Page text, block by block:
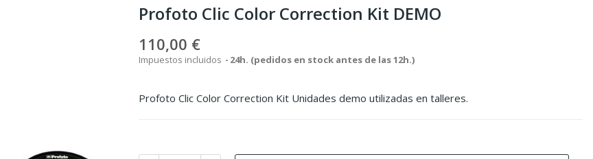
Profoto Clic Color Correction Kit DEMO
110,00 €
Impuestos incluidos 24h. (pedidos en stock antes de las 12h.)
Profoto Clic Color Correction Kit Unidades demo utilizadas en talleres.